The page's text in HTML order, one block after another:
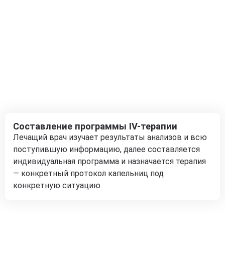
Составление программы IV-терапии
Лечащий врач изучает результаты анализов и всю
поступившую информацию, далее составляется
индивидуальная программа и назначается терапия
— конкретный протокол капельниц под
конкретную ситуацию